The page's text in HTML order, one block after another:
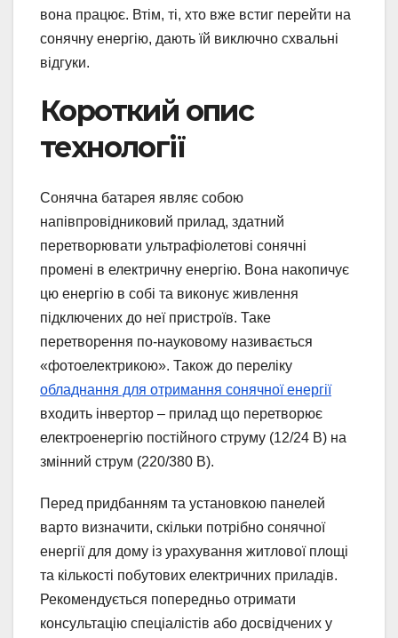
вона працює. Втім, ті, хто вже встиг перейти на
сонячну енергію, дають їй виключно схвальні
відгуки.
Короткий опис
технології
Сонячна батарея являє собою
напівпровідниковий прилад, здатний
перетворювати ультрафіолетові сонячні
промені в електричну енергію. Вона накопичує
цю енергію в собі та виконує живлення
підключених до неї пристроїв. Таке
перетворення по-науковому називається
«фотоелектрикою». Також до переліку
обладнання для отримання сонячної енергії
входить інвертор – прилад що перетворює
електроенергію постійного струму (12/24 В) на
змінний струм (220/380 В).
Перед придбанням та установкою панелей
варто визначити, скільки потрібно сонячної
енергії для дому із урахування житлової площі
та кількості побутових електричних приладів.
Рекомендується попередньо отримати
консультацію спеціалістів або досвідчених у